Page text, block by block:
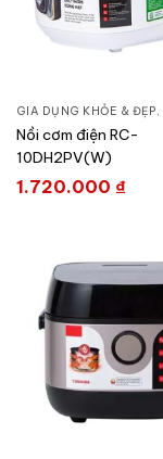
GIA DỤNG KHỎE & ĐẸP,
Nồi cơm điện RC-
10DH2PV(W)
1.720.000 ₫